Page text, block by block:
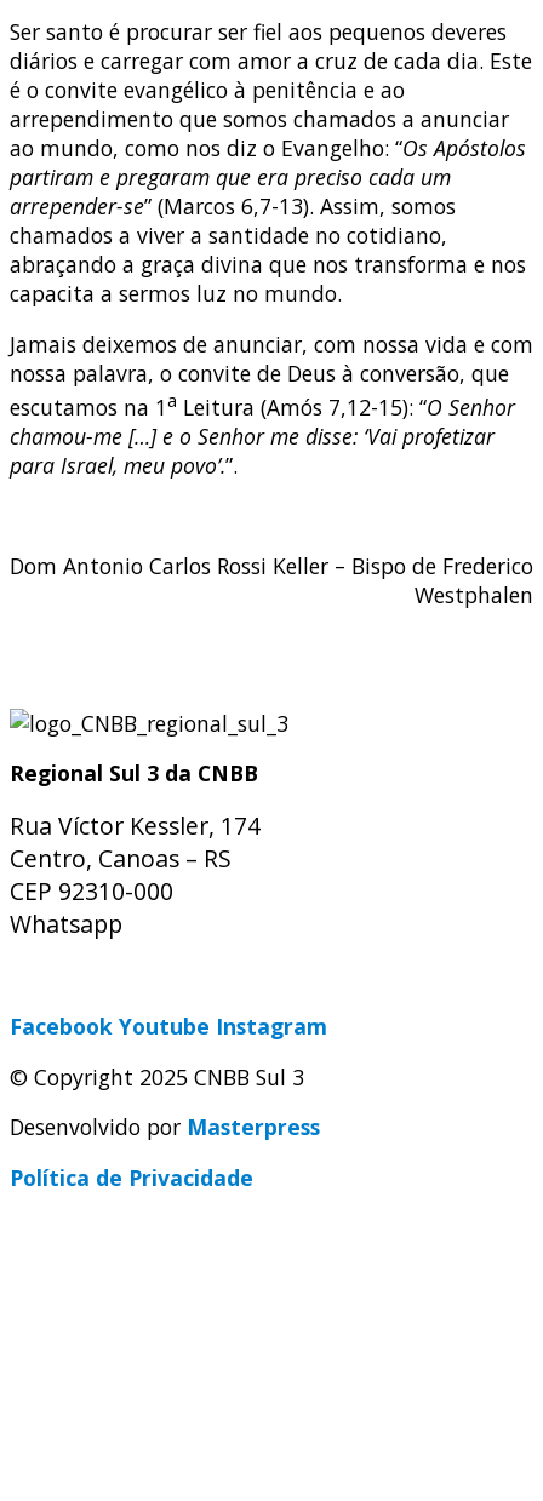
Ser santo é procurar ser fiel aos pequenos deveres
diários e carregar com amor a cruz de cada dia. Este
é o convite evangélico à penitência e ao
arrependimento que somos chamados a anunciar
ao mundo, como nos diz o Evangelho: “Os Apóstolos
partiram e pregaram que era preciso cada um
arrepender-se” (Marcos 6,7-13). Assim, somos
chamados a viver a santidade no cotidiano,
abraçando a graça divina que nos transforma e nos
capacita a sermos luz no mundo.
Jamais deixemos de anunciar, com nossa vida e com
nossa palavra, o convite de Deus à conversão, que
escutamos na 1a Leitura (Amós 7,12-15): “O Senhor
chamou-me […] e o Senhor me disse: ‘Vai profetizar
para Israel, meu povo’.”.
Dom Antonio Carlos Rossi Keller – Bispo de Frederico
Westphalen
Regional Sul 3 da CNBB
Rua Víctor Kessler, 174
Centro, Canoas – RS
CEP 92310-000
Whatsapp
Facebook Youtube Instagram
© Copyright 2025 CNBB Sul 3
Desenvolvido por Masterpress
Política de Privacidade